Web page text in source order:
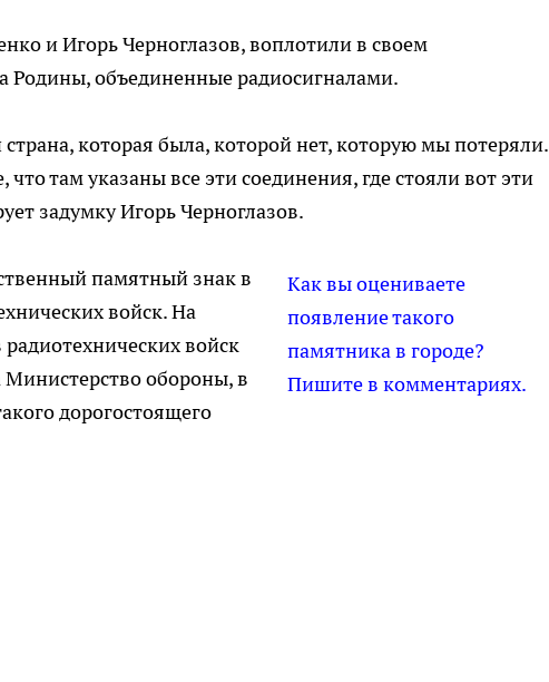
и Игорь Черноглазов, воплотили в своем
Родины, объединенные радиосигналами.
которая была, которой нет, которую мы потеряли.
там указаны все эти соединения, где стояли вот эти
задумку Игорь Черноглазов.
Как вы оцениваете
появление такого
памятника в городе?
Пишите в комментариях.
памятный знак в
войск. На
войск
обороны, в
дорогостоящего